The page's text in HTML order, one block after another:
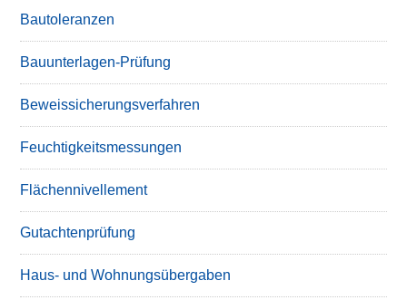
Bautoleranzen
Bauunterlagen-Prüfung
Beweissicherungsverfahren
Feuchtigkeitsmessungen
Flächennivellement
Gutachtenprüfung
Haus- und Wohnungsübergaben